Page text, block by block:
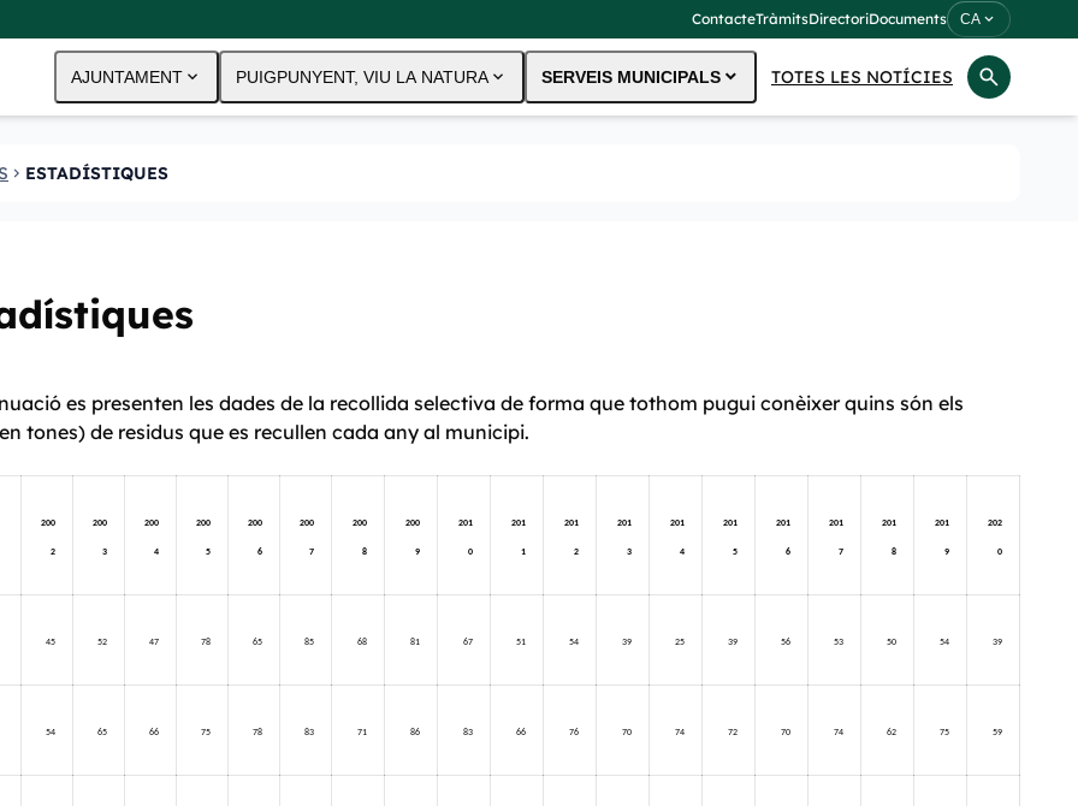
ContacteTràmitsDirectoriDocuments CA expand_more
AJUNTAMENT expand_more PUIGPUNYENT, VIU LA NATURAexpand_more SERVEIS MUNICIPALS expand_more TOTES LES NOTÍCIES search
CHEVRON_RIGHT ESTADÍSTIQUES
es presenten les dades de la recollida selectiva de forma que tothom pugui conèixer quins són els
tones) de residus que es recullen cada any al municipi.
200
2
200
3
200
4
200
5
200
6
200
7
200
8
200
9
201
0
201
1
201
2
201
3
201
4
201
5
201
6
201
7
201
8
201
9
202
0
45 52 47 78 65 85 68 81 67 51 54 39 25 39 56 53 50 54 39
54 65 66 75 78 83 71 86 83 66 76 70 74 72 70 74 62 75 59